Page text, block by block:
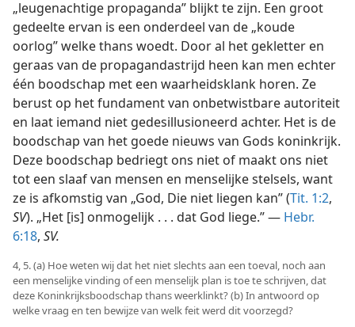
„leugenachtige propaganda” blijkt te zijn. Een groot
gedeelte ervan is een onderdeel van de „koude
oorlog” welke thans woedt. Door al het gekletter en
geraas van de propagandastrijd heen kan men echter
één boodschap met een waarheidsklank horen. Ze
berust op het fundament van onbetwistbare autoriteit
en laat iemand niet gedesillusioneerd achter. Het is de
boodschap van het goede nieuws van Gods koninkrijk.
Deze boodschap bedriegt ons niet of maakt ons niet
tot een slaaf van mensen en menselijke stelsels, want
ze is afkomstig van „God, Die niet liegen kan” (Tit. 1:2,
SV). „Het [is] onmogelijk . . . dat God liege.” — Hebr.
6:18, SV.
4, 5. (a) Hoe weten wij dat het niet slechts aan een toeval, noch aan
een menselijke vinding of een menselijk plan is toe te schrijven, dat
deze Koninkrijksboodschap thans weerklinkt? (b) In antwoord op
welke vraag en ten bewijze van welk feit werd dit voorzegd?